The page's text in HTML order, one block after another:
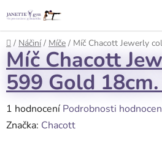
na
obsah
Domů
/ Náčiní / Míče / Míč Chacott Jewerly
Míč Chacott
599 Gold 18cm.
Průměrné
hodnocení
1 hodnocení Podrobnosti
Značka: Chacott